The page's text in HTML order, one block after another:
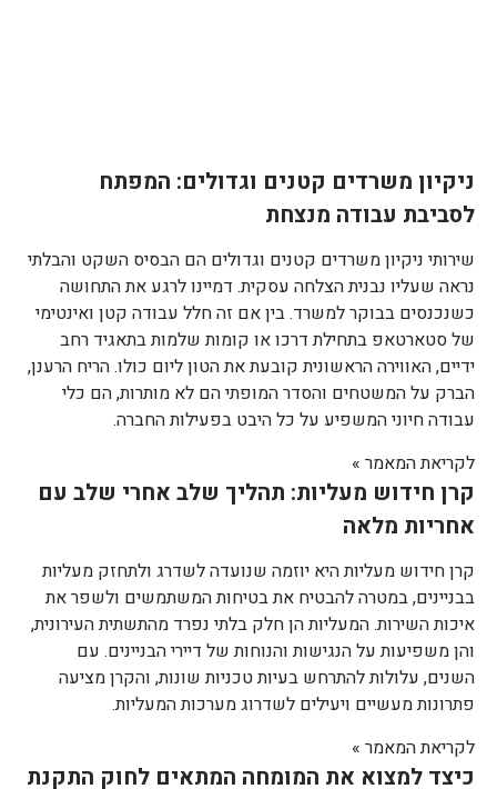
ניקיון משרדים קטנים וגדולים: המפתח
לסביבת עבודה מנצחת
שירותי ניקיון משרדים קטנים וגדולים הם הבסיס השקט והבלתי
נראה שעליו נבנית הצלחה עסקית. דמיינו לרגע את התחושה
כשנכנסים בבוקר למשרד. בין אם זה חלל עבודה קטן ואינטימי
של סטארטאפ בתחילת דרכו או קומות שלמות בתאגיד רחב
ידיים, האווירה הראשונית קובעת את הטון ליום כולו. הריח הרענן,
הברק על המשטחים והסדר המופתי הם לא מותרות, הם כלי
עבודה חיוני המשפיע על כל היבט בפעילות החברה.
לקריאת המאמר »
קרן חידוש מעליות: תהליך שלב אחרי שלב עם
אחריות מלאה
קרן חידוש מעליות היא יוזמה שנועדה לשדרג ולתחזק מעליות
בבניינים, במטרה להבטיח את בטיחות המשתמשים ולשפר את
איכות השירות. המעליות הן חלק בלתי נפרד מהתשתית העירונית,
והן משפיעות על הנגישות והנוחות של דיירי הבניינים. עם
השנים, עלולות להתרחש בעיות טכניות שונות, והקרן מציעה
פתרונות מעשיים ויעילים לשדרוג מערכות המעליות.
לקריאת המאמר »
כיצד למצוא את המומחה המתאים לחוק התקנת